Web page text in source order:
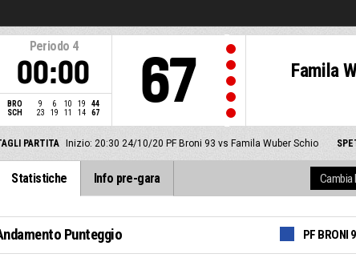
Periodo 4
00:00
BRO 9 6 10 19
44
SCH
23 19 11 14 67
Famila
67
PARTITA Inizio: 20:30 24/10/20 PF Broni 93 vs Famila Wuber Schio
Statistiche Info pre-gara
Punteggio PF BRONI